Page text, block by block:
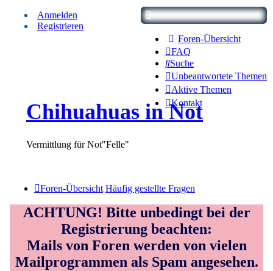
Foren-Übersicht
FAQ
Suche
Unbeantwortete Themen
Aktive Themen
Kontakt
Anmelden
Registrieren
Chihuahuas in Not
Vermittlung für Not"Felle"
Foren-Übersicht Häufig gestellte Fragen
ACHTUNG! Bitte unbedingt bei der
Registrierung beachten:
Mails von Foren werden von vielen
Mailprogrammen als Spam angesehen.